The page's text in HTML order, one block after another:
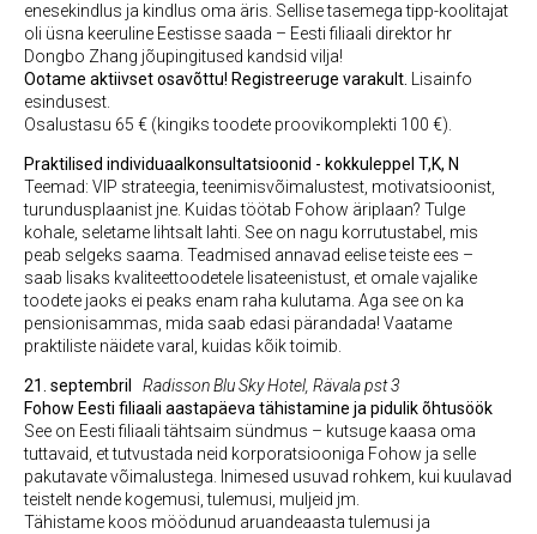
enesekindlus ja kindlus oma äris. Sellise tasemega tipp-koolitajat
oli üsna keeruline Eestisse saada – Eesti filiaali direktor hr
Dongbo Zhang jõupingitused kandsid vilja!
Ootame aktiivset osavõttu! Registreeruge varakult.
Lisainfo
esindusest.
Osalustasu 65 € (kingiks toodete proovikomplekti 100 €).
Praktilised individuaalkonsultatsioonid - kokkuleppel T,K, N
Teemad: VIP strateegia, teenimisvõimalustest, motivatsioonist,
turundusplaanist jne. Kuidas töötab Fohow äriplaan? Tulge
kohale, seletame lihtsalt lahti. See on nagu korrutustabel, mis
peab selgeks saama. Teadmised annavad eelise teiste ees –
saab lisaks kvaliteettoodetele lisateenistust, et omale vajalike
toodete jaoks ei peaks enam raha kulutama. Aga see on ka
pensionisammas, mida saab edasi pärandada! Vaatame
praktiliste näidete varal, kuidas kõik toimib.
21. septembril Radisson Blu Sky Hotel, Rävala pst 3
Fohow Eesti filiaali aastapäeva tähistamine ja pidulik õhtusöök
See on Eesti filiaali tähtsaim sündmus – kutsuge kaasa oma
tuttavaid, et tutvustada neid korporatsiooniga Fohow ja selle
pakutavate võimalustega. Inimesed usuvad rohkem, kui kuulavad
teistelt nende kogemusi, tulemusi, muljeid jm.
Tähistame koos möödunud aruandeaasta tulemusi ja